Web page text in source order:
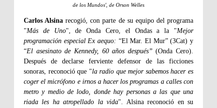
de los Mundos', de Orson Welles
Carlos Alsina recogió, con parte de su equipo del programa
"Más de Uno", de Onda Cero, el Ondas a la "Mejor
programación especial Ex aequo: “El Mar. El Mur” (3Cat) y
“El asesinato de Kennedy, 60 años después” (Onda Cero).
Después de declarse ferviente defensor de las ficciones
sonoras, reconoció que "la radio que mejor sabemos hacer es
coger el micrófono e irnos a hacer los programas a calles con
metro y medio de lodo, donde hay personas a las que una
riada les ha atropellado la vida". Alsina reconoció en su